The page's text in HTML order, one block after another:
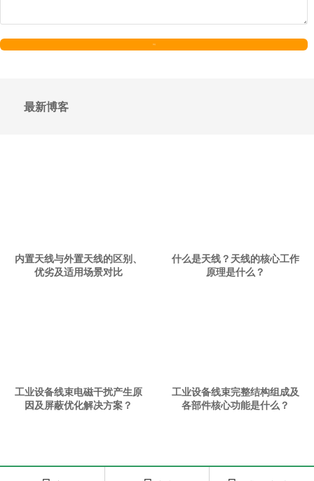
最新博客
内置天线与外置天线的区别、
优劣及适用场景对比
什么是天线？天线的核心工作
原理是什么？
工业设备线束电磁干扰产生原
因及屏蔽优化解决方案？
工业设备线束完整结构组成及
各部件核心功能是什么？